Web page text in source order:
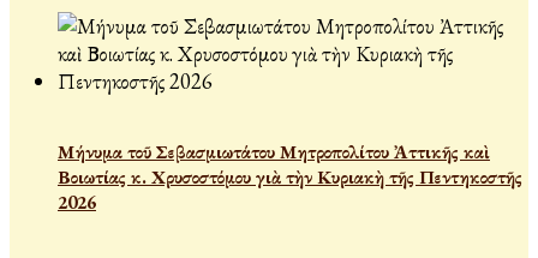
Μήνυμα τοῦ Σεβασμιωτάτου Μητροπολίτου Ἀττικῆς καὶ
Βοιωτίας κ. Χρυσοστόμου γιὰ τὴν Κυριακὴ τῆς Πεντηκοστῆς
2026